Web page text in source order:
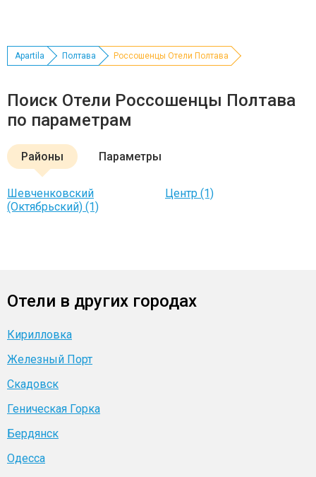
Apartila Полтава Россошенцы Отели Полтава
Поиск Отели Россошенцы Полтава
по параметрам
Районы Параметры
Шевченковский
(Октябрьский) (1)
Центр (1)
Отели в других городах
Кирилловка
Железный Порт
Скадовск
Геническая Горка
Бердянск
Одесса